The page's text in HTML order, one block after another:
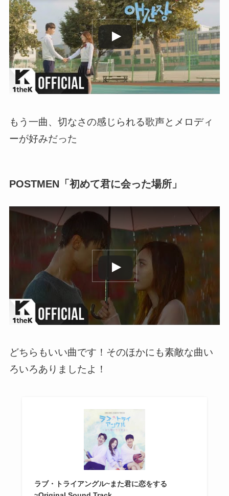
もう一曲、切なさの感じられる歌声とメロディ
ーが好みだった
POSTMEN「初めて君に会った場所」
この動画を YouTube で視聴
どちらもいい曲です！そのほかにも素敵な曲い
ろいろありましたよ！
ラブ・トライアングル~また君に恋をする